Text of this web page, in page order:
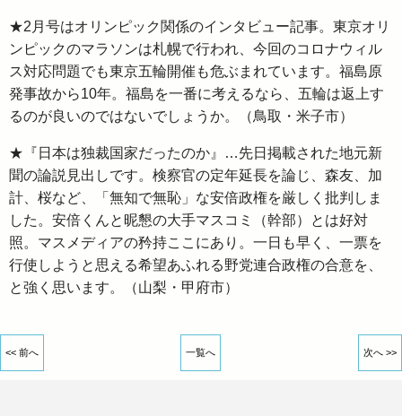
★2月号はオリンピック関係のインタビュー記事。東京オリ
ンピックのマラソンは札幌で行われ、今回のコロナウィル
ス対応問題でも東京五輪開催も危ぶまれています。福島原
発事故から10年。福島を一番に考えるなら、五輪は返上す
るのが良いのではないでしょうか。（鳥取・米子市）
★『日本は独裁国家だったのか』…先日掲載された地元新
聞の論説見出しです。検察官の定年延長を論じ、森友、加
計、桜など、「無知で無恥」な安倍政権を厳しく批判しま
した。安倍くんと昵懇の大手マスコミ（幹部）とは好対
照。マスメディアの矜持ここにあり。一日も早く、一票を
行使しようと思える希望あふれる野党連合政権の合意を、
と強く思います。（山梨・甲府市）
<< 前へ 一覧へ 次へ >>